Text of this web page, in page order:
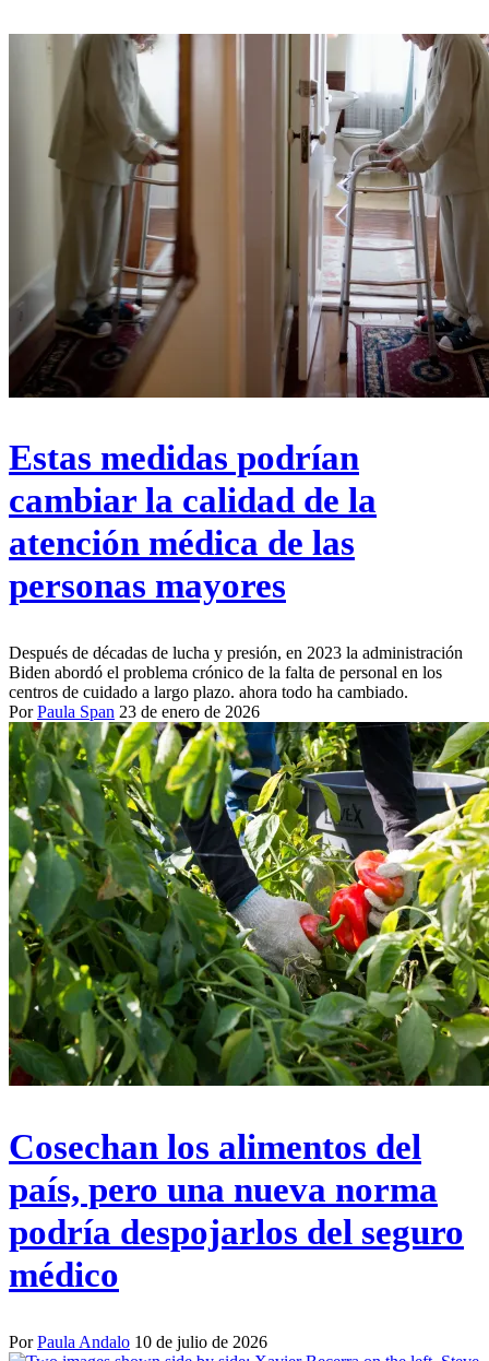
Estas medidas podrían
cambiar la calidad de la
atención médica de las
personas mayores
Después de décadas de lucha y presión, en 2023 la administración
Biden abordó el problema crónico de la falta de personal en los
centros de cuidado a largo plazo. ahora todo ha cambiado.
PorPaula Span 23 de enero de 2026
Cosechan los alimentos del
país, pero una nueva norma
podría despojarlos del seguro
médico
PorPaula Andalo 10 de julio de 2026